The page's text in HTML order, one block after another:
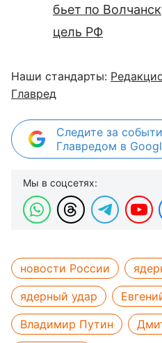
бьет по
цель РФ
Наши стандарты:
Главред
Следите за
Главредом в
Мы в соцсетях:
новости России
ядерный удар
Владимир Путин